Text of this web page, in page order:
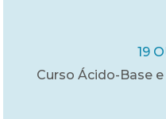
19
Curso Ácido-Base